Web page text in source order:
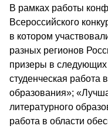
В рамках работы
Всероссийского
в котором
разных регионов
призеры в
студенческая работа
образования»;
литературного
работа в области